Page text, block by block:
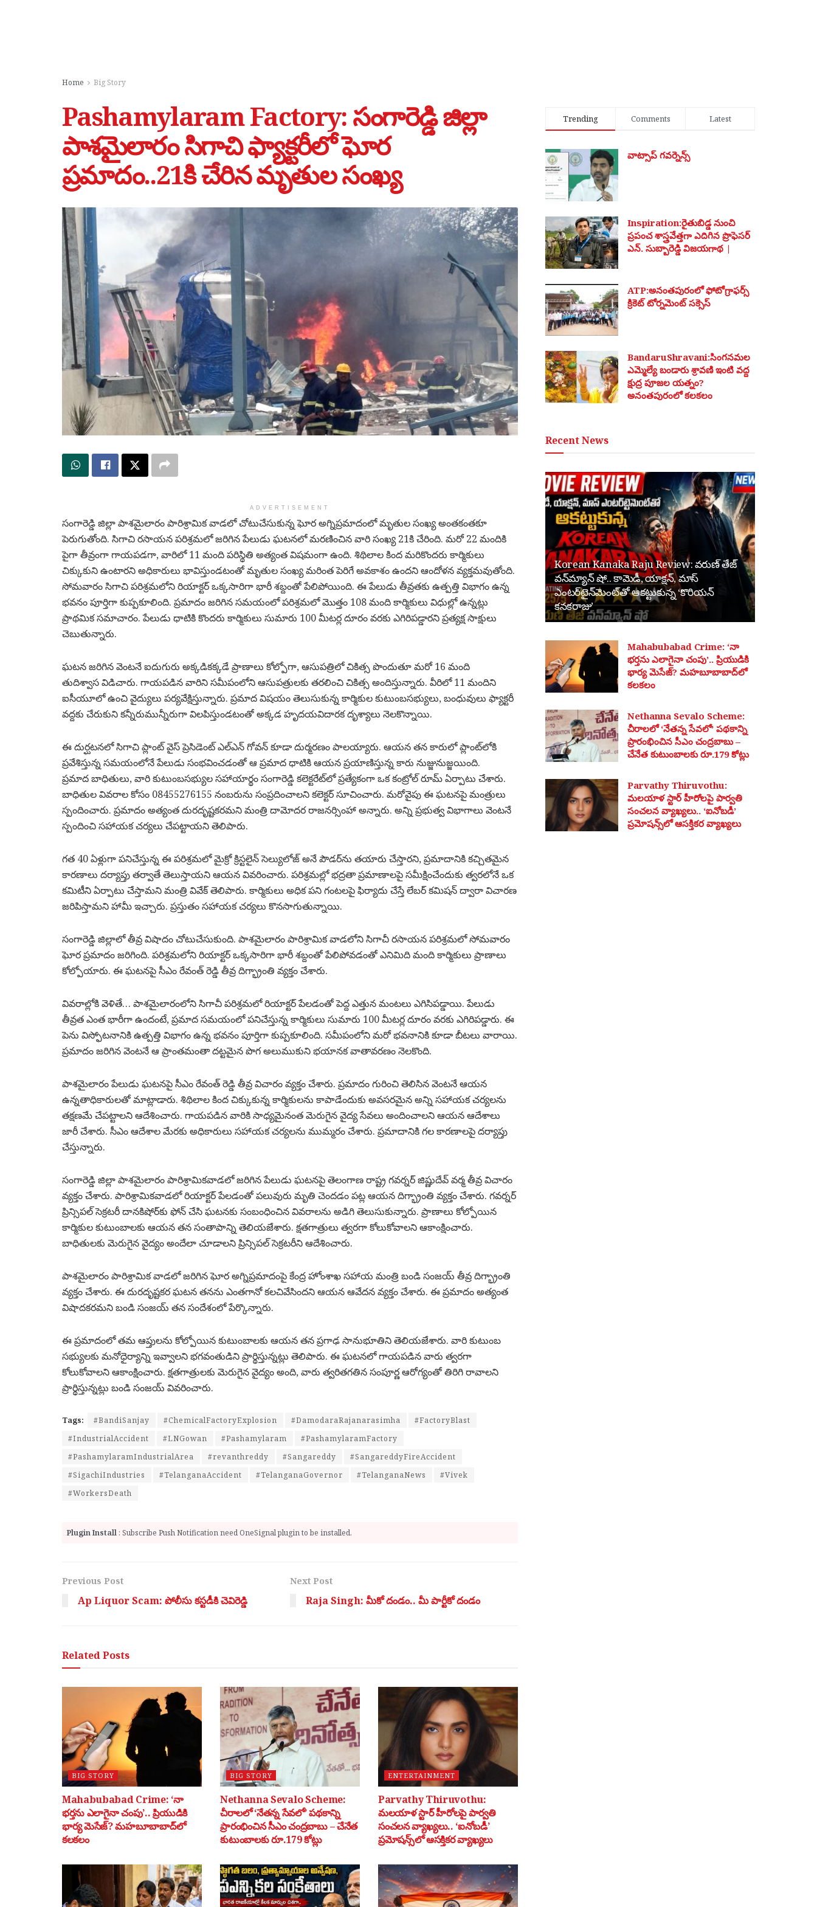
Home Big Story
Pashamylaram Factory: సంగారెడ్డి జిల్లా
పాశమైలారం సిగాచి ఫ్యాక్టరీలో ఘోర
ప్రమాదం..21కి చేరిన మృతుల సంఖ్య
ADVERTISEMENT
సంగారెడ్డి జిల్లా పాశమైలారం పారిశ్రామిక వాడలో చోటుచేసుకున్న ఘోర అగ్నిప్రమాదంలో మృతుల సంఖ్య అంతకంతకూ
పెరుగుతోంది. సిగాచి రసాయన పరిశ్రమలో జరిగిన పేలుడు ఘటనలో మరణించిన వారి సంఖ్య 21కి చేరింది. మరో 22 మందికి
పైగా తీవ్రంగా గాయపడగా, వారిలో 11 మంది పరిస్థితి అత్యంత విషమంగా ఉంది. శిథిలాల కింద మరికొందరు కార్మికులు
చిక్కుకుని ఉంటారని అధికారులు భావిస్తుండటంతో మృతుల సంఖ్య మరింత పెరిగే అవకాశం ఉందని ఆందోళన వ్యక్తమవుతోంది.
సోమవారం సిగాచి పరిశ్రమలోని రియాక్టర్ ఒక్కసారిగా భారీ శబ్దంతో పేలిపోయింది. ఈ పేలుడు తీవ్రతకు ఉత్పత్తి విభాగం ఉన్న
భవనం పూర్తిగా కుప్పకూలింది. ప్రమాదం జరిగిన సమయంలో పరిశ్రమలో మొత్తం 108 మంది కార్మికులు విధుల్లో ఉన్నట్లు
ప్రాథమిక సమాచారం. పేలుడు ధాటికి కొందరు కార్మికులు సుమారు 100 మీటర్ల దూరం వరకు ఎగిరిపడ్డారని ప్రత్యక్ష సాక్షులు
చెబుతున్నారు.
ఘటన జరిగిన వెంటనే ఐదుగురు అక్కడికక్కడే ప్రాణాలు కోల్పోగా, ఆసుపత్రిలో చికిత్స పొందుతూ మరో 16 మంది
తుదిశ్వాస విడిచారు. గాయపడిన వారిని సమీపంలోని ఆసుపత్రులకు తరలించి చికిత్స అందిస్తున్నారు. వీరిలో 11 మందిని
ఐసీయూలో ఉంచి వైద్యులు పర్యవేక్షిస్తున్నారు. ప్రమాద విషయం తెలుసుకున్న కార్మికుల కుటుంబసభ్యులు, బంధువులు ఫ్యాక్టరీ
వద్దకు చేరుకుని కన్నీరుమున్నీరుగా విలపిస్తుండటంతో అక్కడ హృదయవిదారక దృశ్యాలు నెలకొన్నాయి.
ఈ దుర్ఘటనలో సిగాచి ప్లాంట్ వైస్ ప్రెసిడెంట్ ఎల్ఎన్ గోవన్ కూడా దుర్మరణం పాలయ్యారు. ఆయన తన కారులో ప్లాంట్‌లోకి
ప్రవేశిస్తున్న సమయంలోనే పేలుడు సంభవించడంతో ఆ ప్రమాద ధాటికి ఆయన ప్రయాణిస్తున్న కారు నుజ్జునుజ్జయింది.
ప్రమాద బాధితులు, వారి కుటుంబసభ్యుల సహాయార్థం సంగారెడ్డి కలెక్టరేట్‌లో ప్రత్యేకంగా ఒక కంట్రోల్ రూమ్ ఏర్పాటు చేశారు.
బాధితుల వివరాల కోసం 08455276155 నంబరును సంప్రదించాలని కలెక్టర్ సూచించారు. మరోవైపు ఈ ఘటనపై మంత్రులు
స్పందించారు. ప్రమాదం అత్యంత దురదృష్టకరమని మంత్రి దామోదర రాజనర్సింహా అన్నారు. అన్ని ప్రభుత్వ విభాగాలు వెంటనే
స్పందించి సహాయక చర్యలు చేపట్టాయని తెలిపారు.
గత 40 ఏళ్లుగా పనిచేస్తున్న ఈ పరిశ్రమలో మైక్రో క్రిస్టలైన్ సెల్యులోజ్ అనే పౌడర్‌ను తయారు చేస్తారని, ప్రమాదానికి కచ్చితమైన
కారణాలు దర్యాప్తు తర్వాతే తెలుస్తాయని ఆయన వివరించారు. పరిశ్రమల్లో భద్రతా ప్రమాణాలపై సమీక్షించేందుకు త్వరలోనే ఒక
కమిటీని ఏర్పాటు చేస్తామని మంత్రి వివేక్ తెలిపారు. కార్మికులు అధిక పని గంటలపై ఫిర్యాదు చేస్తే లేబర్ కమిషన్ ద్వారా విచారణ
జరిపిస్తామని హామీ ఇచ్చారు. ప్రస్తుతం సహాయక చర్యలు కొనసాగుతున్నాయి.
సంగారెడ్డి జిల్లాలో తీవ్ర విషాదం చోటుచేసుకుంది. పాశమైలారం పారిశ్రామిక వాడలోని సిగాచీ రసాయన పరిశ్రమలో సోమవారం
ఘోర ప్రమాదం జరిగింది. పరిశ్రమలోని రియాక్టర్ ఒక్కసారిగా భారీ శబ్దంతో పేలిపోవడంతో ఎనిమిది మంది కార్మికులు ప్రాణాలు
కోల్పోయారు. ఈ ఘటనపై సీఎం రేవంత్ రెడ్డి తీవ్ర దిగ్భ్రాంతి వ్యక్తం చేశారు.
వివరాల్లోకి వెళితే… పాశమైలారంలోని సిగాచీ పరిశ్రమలో రియాక్టర్ పేలడంతో పెద్ద ఎత్తున మంటలు ఎగిసిపడ్డాయి. పేలుడు
తీవ్రత ఎంత భారీగా ఉందంటే, ప్రమాద సమయంలో పనిచేస్తున్న కార్మికులు సుమారు 100 మీటర్ల దూరం వరకు ఎగిరిపడ్డారు. ఈ
పెను విస్ఫోటనానికి ఉత్పత్తి విభాగం ఉన్న భవనం పూర్తిగా కుప్పకూలింది. సమీపంలోని మరో భవనానికి కూడా బీటలు వారాయి.
ప్రమాదం జరిగిన వెంటనే ఆ ప్రాంతమంతా దట్టమైన పొగ అలుముకుని భయానక వాతావరణం నెలకొంది.
పాశమైలారం పేలుడు ఘటనపై సీఎం రేవంత్ రెడ్డి తీవ్ర విచారం వ్యక్తం చేశారు. ప్రమాదం గురించి తెలిసిన వెంటనే ఆయన
ఉన్నతాధికారులతో మాట్లాడారు. శిథిలాల కింద చిక్కుకున్న కార్మికులను కాపాడేందుకు అవసరమైన అన్ని సహాయక చర్యలను
తక్షణమే చేపట్టాలని ఆదేశించారు. గాయపడిన వారికి సాధ్యమైనంత మెరుగైన వైద్య సేవలు అందించాలని ఆయన ఆదేశాలు
జారీ చేశారు. సీఎం ఆదేశాల మేరకు అధికారులు సహాయక చర్యలను ముమ్మరం చేశారు. ప్రమాదానికి గల కారణాలపై దర్యాప్తు
చేస్తున్నారు.
సంగారెడ్డి జిల్లా పాశమైలారం పారిశ్రామికవాడలో జరిగిన పేలుడు ఘటనపై తెలంగాణ రాష్ట్ర గవర్నర్ జిష్ణుదేవ్ వర్మ తీవ్ర విచారం
వ్యక్తం చేశారు. పారిశ్రామికవాడలో రియాక్టర్ పేలడంతో పలువురు మృతి చెందడం పట్ల ఆయన దిగ్భ్రాంతి వ్యక్తం చేశారు. గవర్నర్
ప్రిన్సిపల్ సెక్రటరీ దానకిషోర్‌కు ఫోన్ చేసి ఘటనకు సంబంధించిన వివరాలను అడిగి తెలుసుకున్నారు. ప్రాణాలు కోల్పోయిన
కార్మికుల కుటుంబాలకు ఆయన తన సంతాపాన్ని తెలియజేశారు. క్షతగాత్రులు త్వరగా కోలుకోవాలని ఆకాంక్షించారు.
బాధితులకు మెరుగైన వైద్యం అందేలా చూడాలని ప్రిన్సిపల్ సెక్రటరీని ఆదేశించారు.
పాశమైలారం పారిశ్రామిక వాడలో జరిగిన ఘోర అగ్నిప్రమాదంపై కేంద్ర హోంశాఖ సహాయ మంత్రి బండి సంజయ్ తీవ్ర దిగ్భ్రాంతి
వ్యక్తం చేశారు. ఈ దురదృష్టకర ఘటన తనను ఎంతగానో కలచివేసిందని ఆయన ఆవేదన వ్యక్తం చేశారు. ఈ ప్రమాదం అత్యంత
విషాదకరమని బండి సంజయ్ తన సందేశంలో పేర్కొన్నారు.
ఈ ప్రమాదంలో తమ ఆప్తులను కోల్పోయిన కుటుంబాలకు ఆయన తన ప్రగాఢ సానుభూతిని తెలియజేశారు. వారి కుటుంబ
సభ్యులకు మనోధైర్యాన్ని ఇవ్వాలని భగవంతుడిని ప్రార్థిస్తున్నట్లు తెలిపారు. ఈ ఘటనలో గాయపడిన వారు త్వరగా
కోలుకోవాలని ఆకాంక్షించారు. క్షతగాత్రులకు మెరుగైన వైద్యం అంది, వారు త్వరితగతిన సంపూర్ణ ఆరోగ్యంతో తిరిగి రావాలని
ప్రార్థిస్తున్నట్లు బండి సంజయ్ వివరించారు.
Tags: #BandiSanjay #ChemicalFactoryExplosion #DamodaraRajanarasimha
#FactoryBlast
#IndustrialAccident
#LNGowan #Pashamylaram
#PashamylaramFactory
#PashamylaramIndustrialArea
#revanthreddy #Sangareddy
#SangareddyFireAccident
#SigachiIndustries
#TelanganaAccident #TelanganaGovernor #TelanganaNews
#Vivek
#WorkersDeath
Plugin Install : Subscribe Push Notification need OneSignal plugin to be installed.
Previous Post
Ap Liquor Scam: పోలీసు కస్టడీకి చెవిరెడ్డి
Next Post
Raja Singh: మీకో దండం.. మీ పార్టీకో దండం
RelatedPosts
BIG STORY
Mahabubabad Crime: ‘నా
భర్తను ఎలాగైనా చంపు’.. ప్రియుడికి
భార్య మెసేజ్? మహబూబాబాద్‌లో
కలకలం
BIG STORY
Nethanna Sevalo Scheme:
చీరాలలో ‘నేతన్న సేవలో’ పథకాన్ని
ప్రారంభించిన సీఎం చంద్రబాబు – చేనేత
కుటుంబాలకు రూ.179 కోట్లు
ENTERTAINMENT
Parvathy Thiruvothu:
మలయాళ స్టార్ హీరోలపై పార్వతి
సంచలన వ్యాఖ్యలు.. ‘ఐనోబడీ’
ప్రమోషన్స్‌లో ఆసక్తికర వ్యాఖ్యలు
Trending Comments Latest
వాట్సాప్ గవర్నెన్స్
Inspiration:రైతుబిడ్డ నుంచి
ప్రపంచ శాస్త్రవేత్తగా ఎదిగిన ప్రొఫెసర్
ఎన్. సుబ్బారెడ్డి విజయగాథ |
ATP:అనంతపురంలో ఫోటోగ్రాఫర్స్
క్రికెట్ టోర్నమెంట్ సక్సెస్
BandaruShravani:సింగనమల
ఎమ్మెల్యే బండారు శ్రావణి ఇంటి వద్ద
క్షుద్ర పూజల యత్నం?
అనంతపురంలో కలకలం
Recent News
Korean Kanaka Raju Review: వరుణ్ తేజ్
వన్‌మ్యాన్ షో.. కామెడీ, యాక్షన్, మాస్
ఎంటర్‌టైన్‌మెంట్‌తో ఆకట్టుకున్న ‘కొరియన్
కనకరాజు’
Mahabubabad Crime: ‘నా
భర్తను ఎలాగైనా చంపు’.. ప్రియుడికి
భార్య మెసేజ్? మహబూబాబాద్‌లో
కలకలం
Nethanna Sevalo Scheme:
చీరాలలో ‘నేతన్న సేవలో’ పథకాన్ని
ప్రారంభించిన సీఎం చంద్రబాబు –
చేనేత కుటుంబాలకు రూ.179 కోట్లు
Parvathy Thiruvothu:
మలయాళ స్టార్ హీరోలపై పార్వతి
సంచలన వ్యాఖ్యలు.. ‘ఐనోబడీ’
ప్రమోషన్స్‌లో ఆసక్తికర వ్యాఖ్యలు